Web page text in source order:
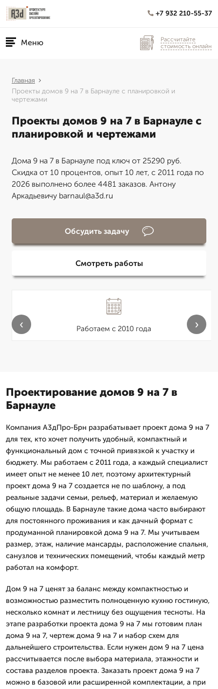
+7 932 210-55-37
Меню
Рассчитайте
стоимость онлайн
Главная
Проекты домов 9 на 7 в Барнауле с планировкой и
чертежами
Проекты домов 9 на 7 в Барнауле с
планировкой и чертежами
Дома 9 на 7 в Барнауле под ключ от 25290 руб.
Скидка от 10 процентов, опыт 10 лет, с 2011 года по
2026 выполнено более 4481 заказов. Антону
Аркадьевичу barnaul@a3d.ru
Обсудить задачу
Смотреть работы
Работаем с 2010 года
‹ ›
Проектирование домов 9 на 7 в
Барнауле
Компания А3дПро-Брн разрабатывает проект дома 9 на 7
для тех, кто хочет получить удобный, компактный и
функциональный дом с точной привязкой к участку и
бюджету. Мы работаем с 2011 года, а каждый специалист
имеет опыт не менее 10 лет, поэтому архитектурный
проект дома 9 на 7 создается не по шаблону, а под
реальные задачи семьи, рельеф, материал и желаемую
общую площадь. В Барнауле такие дома часто выбирают
для постоянного проживания и как дачный формат с
продуманной планировкой дома 9 на 7. Мы учитываем
размер, этаж, наличие мансарды, расположение спальня,
санузлов и технических помещений, чтобы каждый метр
работал на комфорт.
Дом 9 на 7 ценят за баланс между компактностью и
возможностью разместить полноценную кухню гостиную,
несколько комнат и лестницу без ощущения тесноты. На
этапе разработки проекта дома 9 на 7 мы готовим план
дома 9 на 7, чертеж дома 9 на 7 и набор схем для
дальнейшего строительства. Если нужен дом 9 на 7 цена
рассчитывается после выбора материала, этажности и
состава разделов проекта. Заказать проект дома 9 на 7
можно в базовой или расширенной комплектации, а при